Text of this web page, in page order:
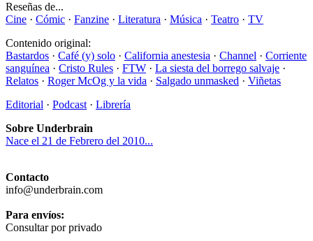
Reseñas de...
Cine · Cómic · Fanzine · Literatura · Música · Teatro · TV
Contenido original:
Bastardos · Café (y) solo · California anestesia · Channel · Corriente
sanguínea · Cristo Rules · FTW · La siesta del borrego salvaje ·
Relatos · Roger McOg y la vida · Salgado unmasked · Viñetas
Editorial · Podcast · Librería
Sobre Underbrain
Nace el 21 de Febrero del 2010...
Contacto
info@underbrain.com
Para envíos:
Consultar por privado